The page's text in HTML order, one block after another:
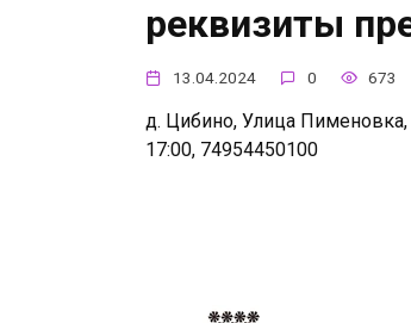
реквизиты
13.04.2024 0 673
д. Цибино, Улица Пименовка,
17:00, 74954450100